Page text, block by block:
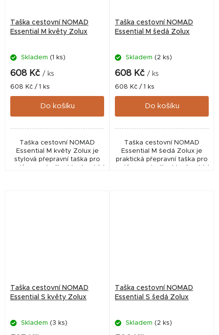
Taška cestovní NOMAD
Essential M květy Zolux
Skladem (1 ks)
608 Kč / ks
Měrná
cena:
608 Kč / 1 ks
Do košíku
Taška cestovní NOMAD
Essential M květy Zolux je
stylová přepravní taška pro
Taška cestovní NOMAD
Essential M šedá Zolux
Skladem (2 ks)
608 Kč / ks
Měrná
cena:
608 Kč / 1 ks
Do košíku
Taška cestovní NOMAD
Essential M šedá Zolux je
praktická přepravní taška pro
Taška cestovní NOMAD
Essential S květy Zolux
Skladem (3 ks)
Taška cestovní NOMAD
Essential S šedá Zolux
Skladem (2 ks)